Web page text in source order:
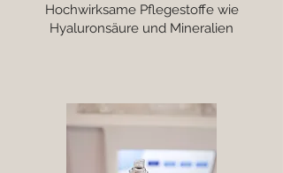
Hochwirksame Pflegestoffe wie
Hyaluronsäure und Mineralien